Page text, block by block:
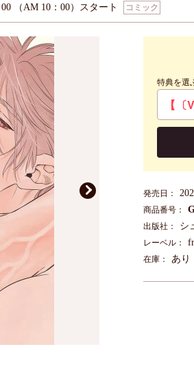
（AM 10：00）スタート コミック
特典を選
発売日：
商品番号：
出版社： シ
レーベル：
在庫： あり